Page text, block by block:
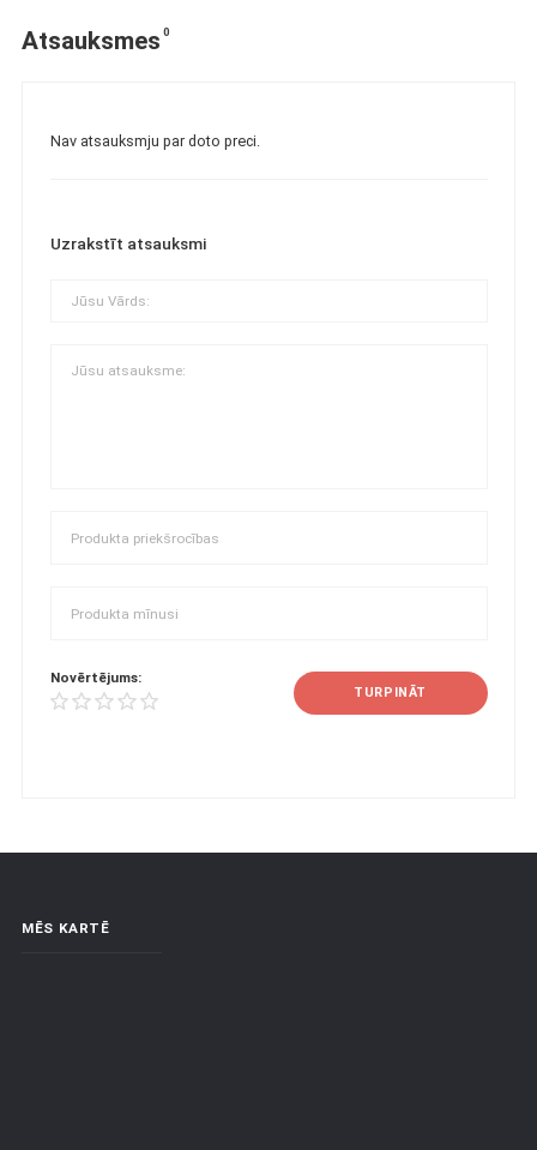
Atsauksmes 0
Nav atsauksmju par doto preci.
Uzrakstīt atsauksmi
Novērtējums:
TURPINĀT
MĒS KARTĒ